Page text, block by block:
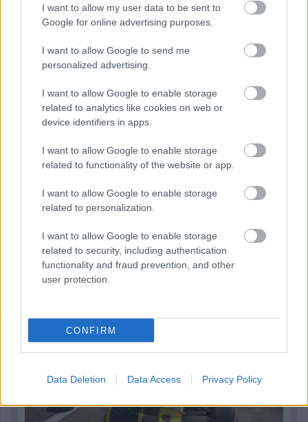
I want to allow my user data to be sent to
Google for online advertising purposes.
I want to allow Google to send me
personalized advertising.
I want to allow Google to enable storage
related to analytics like cookies on web or
device identifiers in apps.
I want to allow Google to enable storage
related to functionality of the website or app.
I want to allow Google to enable storage
related to personalization.
I want to allow Google to enable storage
related to security, including authentication
functionality and fraud prevention, and other
user protection.
CONFIRM
Data Deletion Data Access Privacy Policy
Domenicali szerint
„Jó látni, hogy közel az álom” – Camara az F1-es
pletykákról